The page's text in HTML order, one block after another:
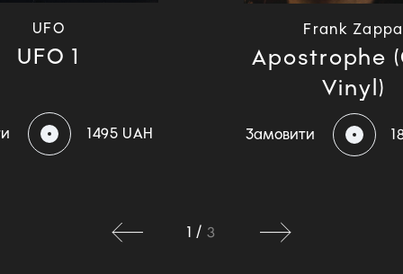
UFO
UFO 1
1495 UAH
Frank Zappa
Apostrophe
Vinyl)
Замовити
1 / 3